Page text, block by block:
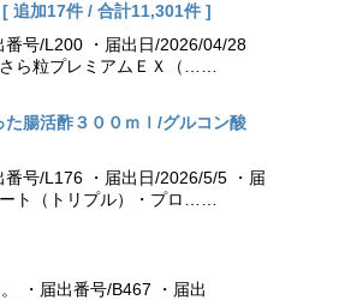
追加17件 / 合計11,301件 ]
号/L200 ・届出日/2026/04/28
ら粒プレミアムＥＸ（……
腸活酢３００ｍｌ/グルコン酸
号/L176 ・届出日/2026/5/5 ・届
ト（トリプル）・プロ……
・届出番号/B467 ・届出